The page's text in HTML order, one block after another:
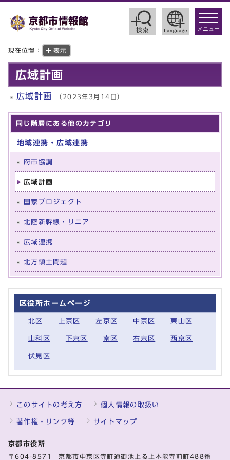
toggle
メニュー
現在位置： 表示
広域計画
広域計画 （2023年3月14日）
同じ階層にある他のカテゴリ
地域連携・広域連携
府市協調
広域計画
国家プロジェクト
北陸新幹線・リニア
広域連携
北方領土問題
区役所ホームページ
北区 上京区 左京区 中京区 東山区
山科区 下京区 南区 右京区 西京区
伏見区
このサイトの考え方 個人情報の取扱い
著作権・リンク等 サイトマップ
京都市役所
〒604-8571 京都市中京区寺町通御池上る上本能寺前町488番